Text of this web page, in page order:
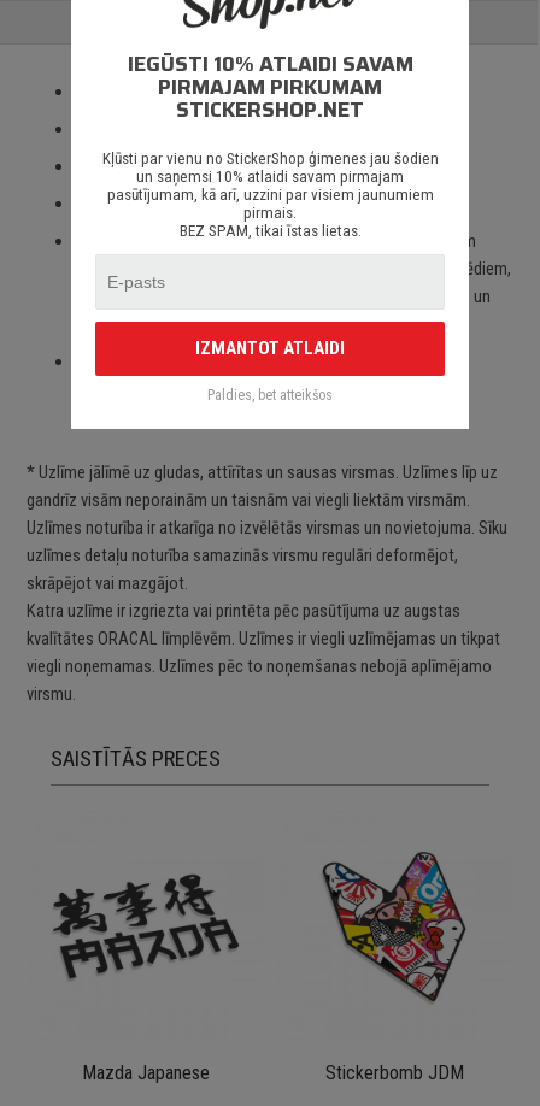
ATSAUKSMES
Izmantotas tikai augstas kvalitātes ORACAL līmplēves;
3 – 5 gadu līmplēves noturība *;
Spēcīgs līmes slānis;
Paredzēts priekš auto stikliem, virsbūves daļām, krāsotām
virsmām, portatīvajiem/stacionārajiem datoriem, velosipēdiem,
motocikliem un motorolleriem, kā arī visām citām gludām un
neporainām virsmām;
Piegāde Latvijā un citviet pasaulē bez jebkādiem
* Uzlīme jālīmē uz gludas, attīrītas un sausas virsmas. Uzlīmes līp uz
gandrīz visām neporainām un taisnām vai viegli liektām virsmām.
Uzlīmes noturība ir atkarīga no izvēlētās virsmas un novietojuma. Sīku
uzlīmes detaļu noturība samazinās virsmu regulāri deformējot,
skrāpējot vai mazgājot.
Katra uzlīme ir izgriezta vai printēta pēc pasūtījuma uz augstas
kvalītātes ORACAL līmplēvēm. Uzlīmes ir viegli uzlīmējamas un tikpat
viegli noņemamas. Uzlīmes pēc to noņemšanas nebojā aplīmējamo
virsmu.
SAISTĪTĀS PRECES
Mazda Japanese Stickerbomb JDM
IEGŪSTI 10% ATLAIDI SAVAM
PIRMAJAM PIRKUMAM
STICKERSHOP.NET
Kļūsti par vienu no StickerShop ģimenes jau šodien
un saņemsi 10% atlaidi savam pirmajam
pasūtījumam, kā arī, uzzini par visiem jaunumiem
pirmais.
BEZ SPAM, tikai īstas lietas.
IZMANTOT ATLAIDI
Paldies, bet atteikšos